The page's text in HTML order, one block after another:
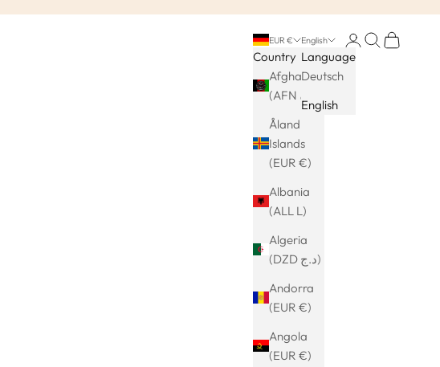
EUR €
Country
Afghanistan
Åland
Islands
(EUR €)
Albania
(ALL L)
Algeria
(DZD د.ج)
Andorra
(EUR €)
Angola
(EUR €)
English
Language
Deutsch
English
LoginSearch
Cart